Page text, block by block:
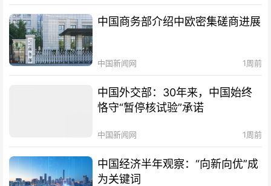
中国商务部介绍中欧密集磋商进展
中国新闻网 1周前
中国外交部：30年来，中国始终
恪守“暂停核试验”承诺
中国新闻网 1周前
中国经济半年观察：“向新向优”成
为关键词